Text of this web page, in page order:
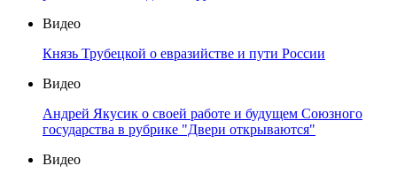
Видео
Князь Трубецкой о евразийстве и пути России
Видео
Андрей Якусик о своей работе и будущем Союзного
государства в рубрике "Двери открываются"
Видео